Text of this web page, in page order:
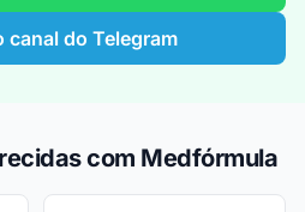
canal do Telegram
com Medfórmula